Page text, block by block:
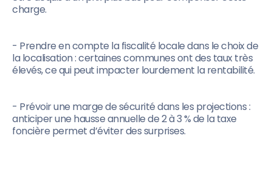
charge.
- Prendre en compte la fiscalité locale dans le choix de
la localisation : certaines communes ont des taux très
élevés, ce qui peut impacter lourdement la rentabilité.
- Prévoir une marge de sécurité dans les projections :
anticiper une hausse annuelle de 2 à 3 % de la taxe
foncière permet d’éviter des surprises.